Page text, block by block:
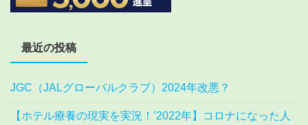
最近の投稿
JGC（JALグローバルクラブ）2024年改悪？
【ホテル療養の現実を実況！’2022年】コロナになった人